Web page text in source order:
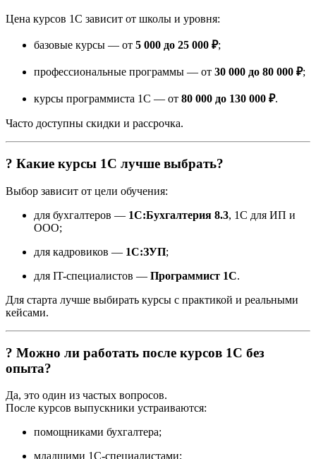
Цена курсов 1С зависит от школы и уровня:
базовые курсы — от 5 000 до 25 000 ₽;
профессиональные программы — от 30 000 до 80 000 ₽;
курсы программиста 1С — от 80 000 до 130 000 ₽.
Часто доступны скидки и рассрочка.
? Какие курсы 1С лучше выбрать?
Выбор зависит от цели обучения:
для бухгалтеров — 1С:Бухгалтерия 8.3, 1С для ИП и
ООО;
для кадровиков — 1С:ЗУП;
для IT-специалистов — Программист 1С.
Для старта лучше выбирать курсы с практикой и реальными
кейсами.
? Можно ли работать после курсов 1С без
опыта?
Да, это один из частых вопросов.
После курсов выпускники устраиваются:
помощниками бухгалтера;
младшими 1С-специалистами;